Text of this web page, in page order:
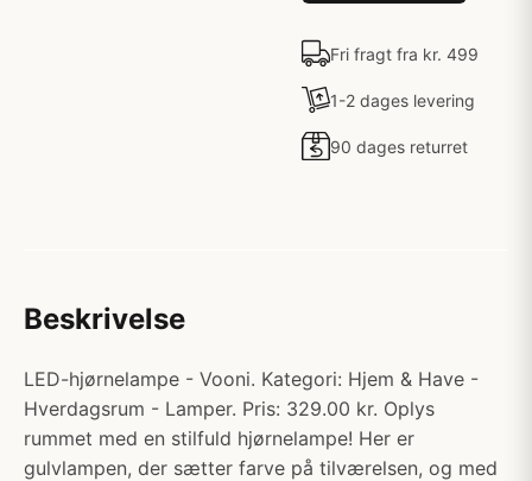
Fri fragt fra kr. 499
1-2 dages levering
90 dages returret
Beskrivelse
LED-hjørnelampe - Vooni. Kategori: Hjem & Have -
Hverdagsrum - Lamper. Pris: 329.00 kr. Oplys
rummet med en stilfuld hjørnelampe! Her er
gulvlampen, der sætter farve på tilværelsen, og med